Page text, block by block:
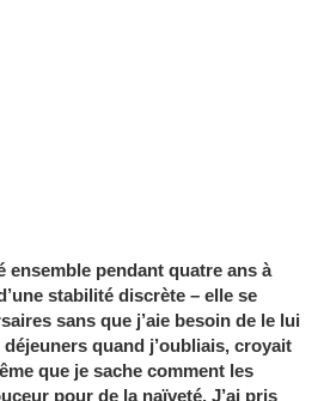
ensemble pendant quatre ans à
stabilité discrète – elle se
sans que j’aie besoin de le lui
quand j’oubliais, croyait
que je sache comment les
pour de la naïveté. J’ai pris